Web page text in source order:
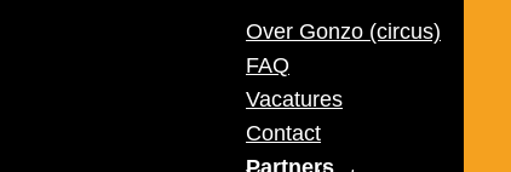
Over Gonzo (circus)
FAQ
Vacatures
Contact
Partners